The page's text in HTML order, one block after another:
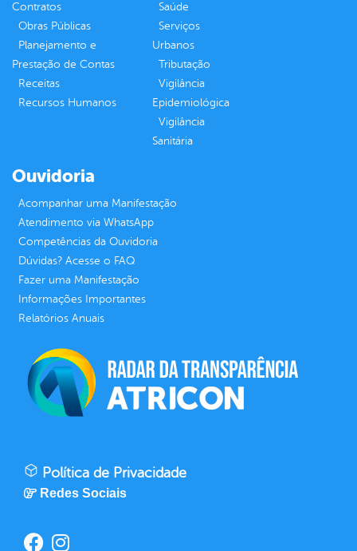
Contratos
Obras Públicas
Planejamento e
Prestação de Contas
Receitas
Recursos Humanos
Saúde
Serviços
Urbanos
Tributação
Vigilância
Epidemiológica
Vigilância
Sanitária
Ouvidoria
Acompanhar uma Manifestação
Atendimento via WhatsApp
Competências da Ouvidoria
Dúvidas? Acesse o FAQ
Fazer uma Manifestação
Informações Importantes
Relatórios Anuais
Política de Privacidade
Redes Sociais